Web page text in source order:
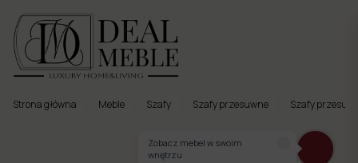
Strona główna Meble Szafy Szafy przesuwne Szafy
Zobacz mebel w swoim
wnętrzu